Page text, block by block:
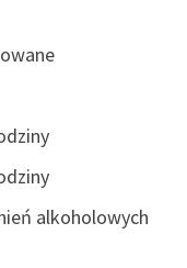
alkoholowych